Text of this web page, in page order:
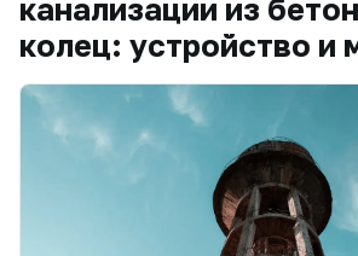
канализации из
колец: устройство и